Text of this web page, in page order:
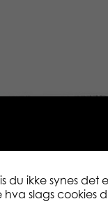
du ikke synes
slags cookies